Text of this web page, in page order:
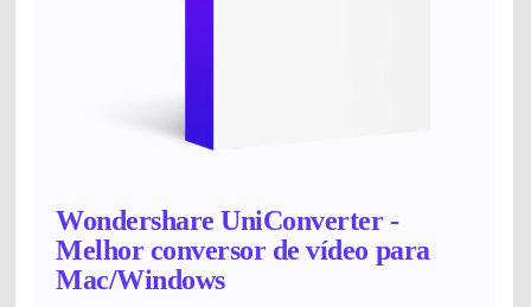
Wondershare UniConverter -
Melhor conversor de vídeo para
Mac/Windows